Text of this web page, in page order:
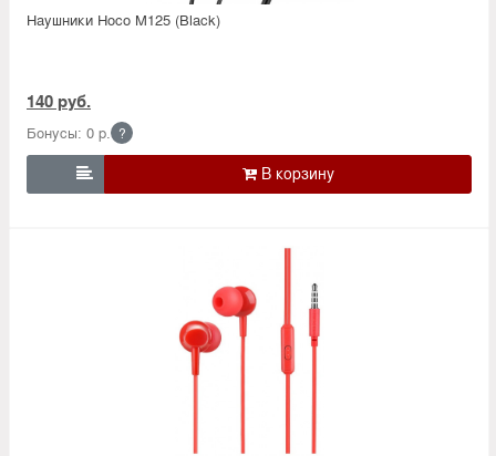
Наушники Hoco M125 (Black)
140 руб.
Бонусы: 0 р. ?
